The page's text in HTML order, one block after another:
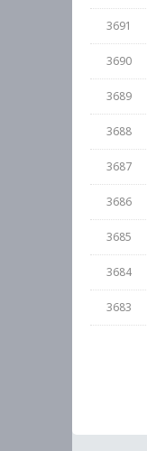
3691
3690
3689
3688
3687
3686
3685
3684
3683